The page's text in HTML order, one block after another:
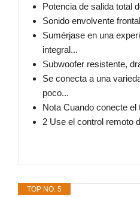
Potencia de salida total
Sonido envolvente
Sumérjase en una
integral...
Subwoofer resistente,
Se conecta a una
poco...
Nota Cuando conecte
2 Use el control remoto
TOP NO. 5